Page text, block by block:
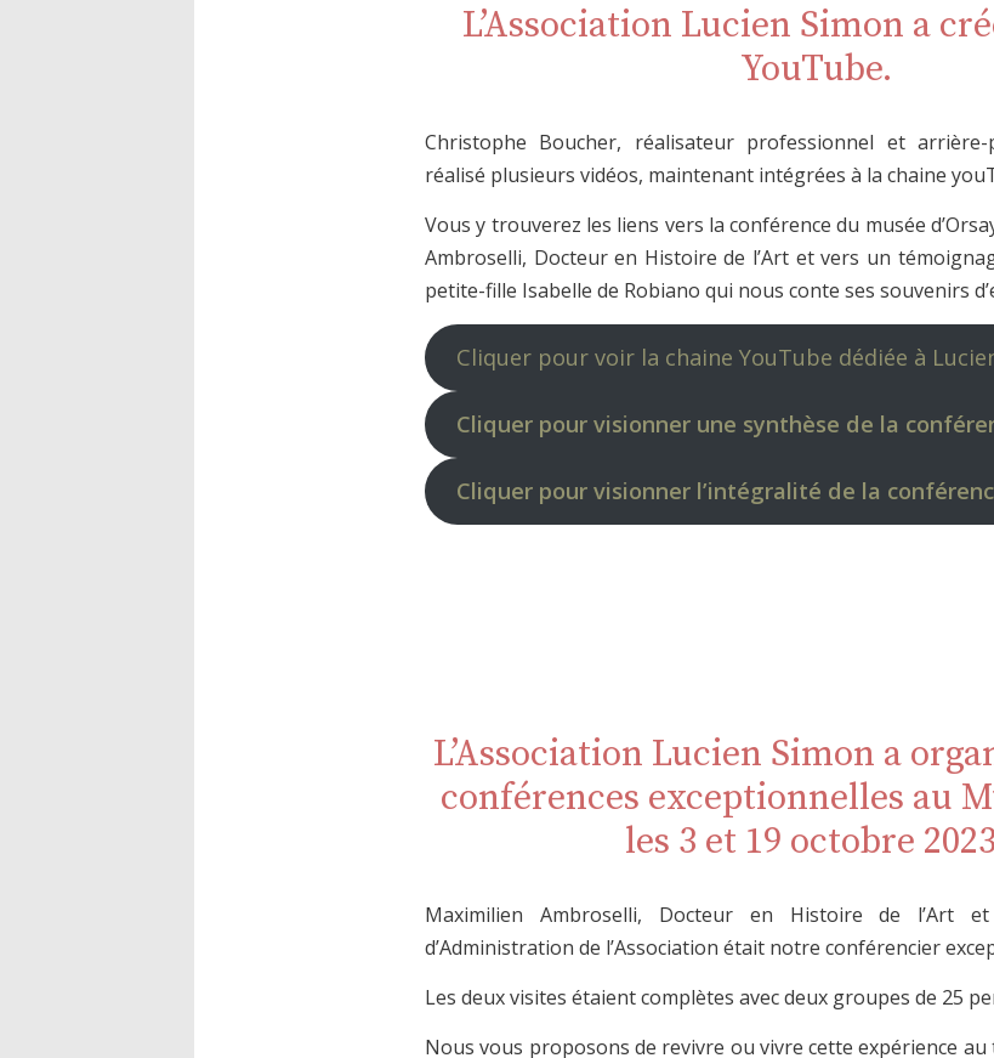
L’Association Lucien Simon a
YouTube.
Christophe Boucher, réalisateur professionnel et
réalisé plusieurs vidéos, maintenant intégrées à la chaine
Vous y trouverez les liens vers la conférence du musée
Ambroselli, Docteur en Histoire de l’Art et vers un
petite-fille Isabelle de Robiano qui nous conte ses souvenirs
Cliquer pour voir la chaine YouTube dédiée à
Cliquer pour visionner une synthèse de la
Cliquer pour visionner l’intégralité de la
L’Association Lucien Simon a
conférences exceptionnelles au
les 3 et 19 octobre
Maximilien Ambroselli, Docteur en Histoire de l’Art
d’Administration de l’Association était notre conférencier
Les deux visites étaient complètes avec deux groupes de 25
Nous vous proposons de revivre ou vivre cette expérience au